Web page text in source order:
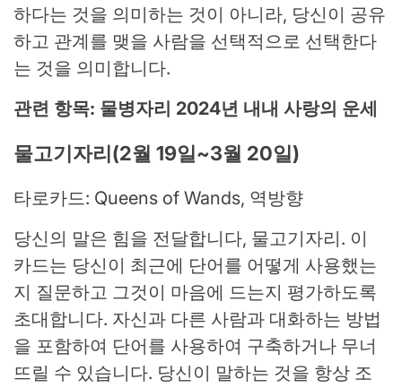
하다는 것을 의미하는 것이 아니라, 당신이 공유
하고 관계를 맺을 사람을 선택적으로 선택한다
는 것을 의미합니다.
관련 항목: 물병자리 2024년 내내 사랑의 운세
물고기자리(2월 19일~3월 20일)
타로카드: Queens of Wands, 역방향
당신의 말은 힘을 전달합니다, 물고기자리. 이
카드는 당신이 최근에 단어를 어떻게 사용했는
지 질문하고 그것이 마음에 드는지 평가하도록
초대합니다. 자신과 다른 사람과 대화하는 방법
을 포함하여 단어를 사용하여 구축하거나 무너
뜨릴 수 있습니다. 당신이 말하는 것을 항상 조